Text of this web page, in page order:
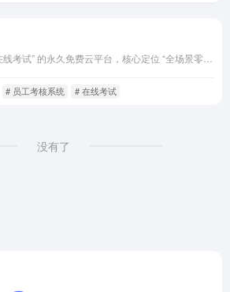
# 员工考核系统 # 在线考试
没有了